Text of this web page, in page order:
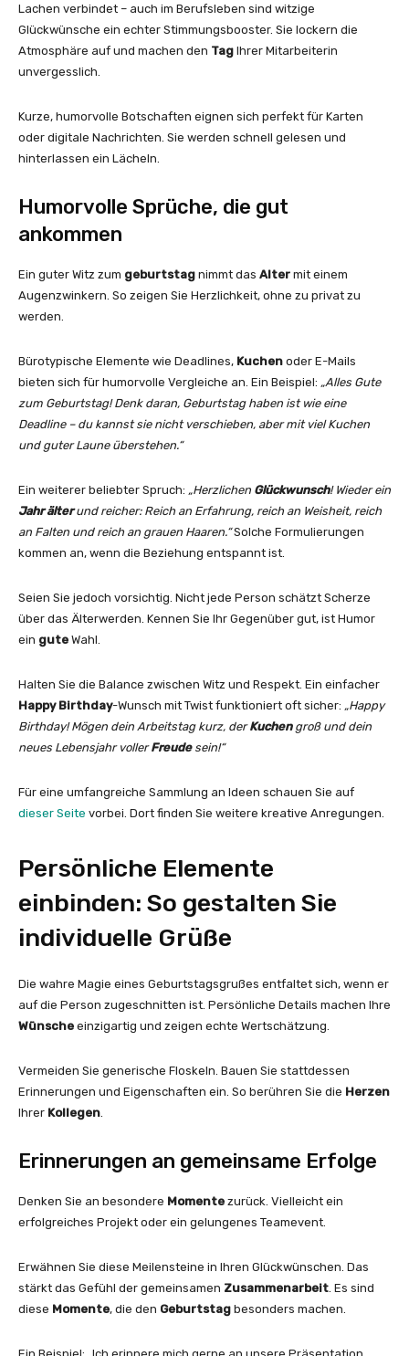
Lachen verbindet – auch im Berufsleben sind witzige
Glückwünsche ein echter Stimmungsbooster. Sie lockern die
Atmosphäre auf und machen den Tag Ihrer Mitarbeiterin
unvergesslich.
Kurze, humorvolle Botschaften eignen sich perfekt für Karten
oder digitale Nachrichten. Sie werden schnell gelesen und
hinterlassen ein Lächeln.
Humorvolle Sprüche, die gut
ankommen
Ein guter Witz zum geburtstag nimmt das Alter mit einem
Augenzwinkern. So zeigen Sie Herzlichkeit, ohne zu privat zu
werden.
Bürotypische Elemente wie Deadlines, Kuchen oder E-Mails
bieten sich für humorvolle Vergleiche an. Ein Beispiel: „Alles Gute
zum Geburtstag! Denk daran, Geburtstag haben ist wie eine
Deadline – du kannst sie nicht verschieben, aber mit viel Kuchen
und guter Laune überstehen.“
Ein weiterer beliebter Spruch: „Herzlichen Glückwunsch! Wieder ein
Jahr älterund reicher: Reich an Erfahrung, reich an Weisheit, reich
an Falten und reich an grauen Haaren.“Solche Formulierungen
kommen an, wenn die Beziehung entspannt ist.
Seien Sie jedoch vorsichtig. Nicht jede Person schätzt Scherze
über das Älterwerden. Kennen Sie Ihr Gegenüber gut, ist Humor
ein gute Wahl.
Halten Sie die Balance zwischen Witz und Respekt. Ein einfacher
Happy Birthday-Wunsch mit Twist funktioniert oft sicher: „Happy
Birthday! Mögen dein Arbeitstag kurz, derKuchengroß und dein
neues Lebensjahr vollerFreudesein!“
Für eine umfangreiche Sammlung an Ideen schauen Sie auf
dieser Seite vorbei. Dort finden Sie weitere kreative Anregungen.
Persönliche Elemente
einbinden: So gestalten Sie
individuelle Grüße
Die wahre Magie eines Geburtstagsgrußes entfaltet sich, wenn er
auf die Person zugeschnitten ist. Persönliche Details machen Ihre
Wünsche einzigartig und zeigen echte Wertschätzung.
Vermeiden Sie generische Floskeln. Bauen Sie stattdessen
Erinnerungen und Eigenschaften ein. So berühren Sie die Herzen
Ihrer Kollegen
Erinnerungen an gemeinsame Erfolge
Denken Sie an besondere Momente zurück. Vielleicht ein
erfolgreiches Projekt oder ein gelungenes Teamevent.
Erwähnen Sie diese Meilensteine in Ihren Glückwünschen. Das
stärkt das Gefühl der gemeinsamen Zusammenarbeit . Es sind
diese Momente, die den Geburtstag besonders machen.
Ein Beispiel: „Ich erinnere mich gerne an unsere Präsentation.